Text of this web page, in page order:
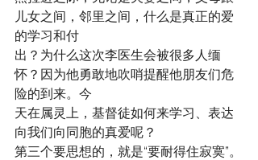
儿女之间，邻里之间，什么是真正的爱
的学习和付
出？为什么这次李医生会被很多人缅
怀？因为他勇敢地吹哨提醒他朋友们危
险的到来。今
天在属灵上，基督徒如何来学习、表达
向我们向同胞的真爱呢？
第三个要思想的，就是“要耐得住寂寞”。